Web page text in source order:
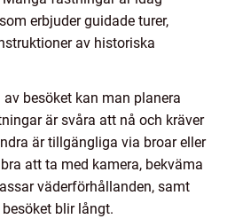
erbjuder guidade turer,
av historiska
besöket kan man planera
är svåra att nå och kräver
är tillgängliga via broar eller
att ta med kamera, bekväma
väderförhållanden, samt
blir långt.